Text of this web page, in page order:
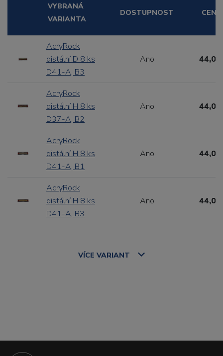
VYBRANÁ
VARIANTA
DOSTUPNOST CENA
AcryRock
distální D 8 ks
D41-A, B3
Ano 44,00
AcryRock
distální H 8 ks
D37-A, B2
Ano 44,00
AcryRock
distální H 8 ks
D41-A, B1
Ano 44,00
AcryRock
distální H 8 ks
D41-A, B3
Ano 44,00
VÍCE VARIANT